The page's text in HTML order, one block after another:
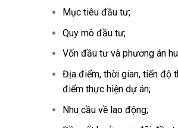
Mục tiêu đầu tư;
Quy mô đầu tư;
Vốn đầu tư và phương án
Địa điểm, thời gian, tiến độ
điểm thực hiện dự án;
Nhu cầu về lao động;